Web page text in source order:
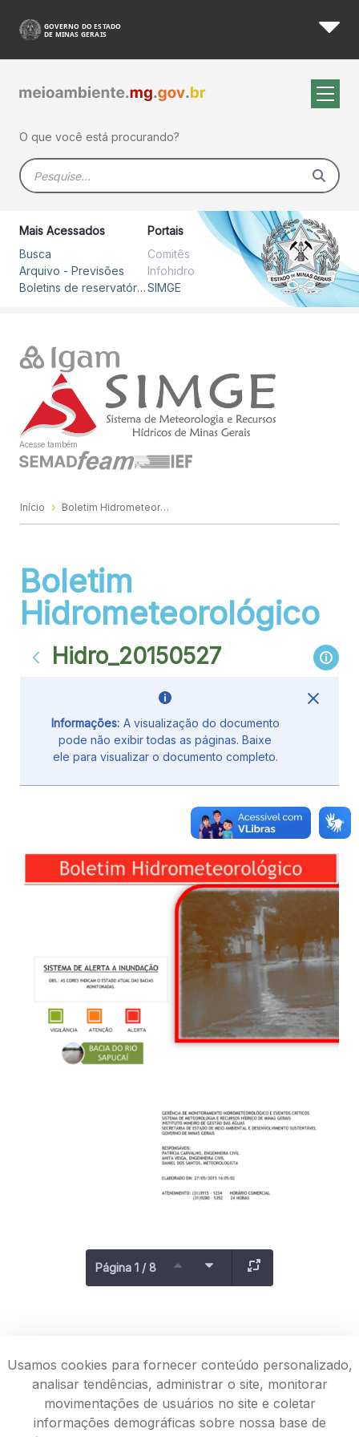
Pular para o Conteúdo principal
Boletim Hidrometeorológico
O que você está procurando?
Barra de busca
Mais Acessados
Busca
Arquivo - Previsões
Boletins de reservatórios
Portais
Comitês
Infohidro
SIMGE
Acesse também
Início Boletim Hidrometeorológico
Boletim
Hidrometeorológico
Hidro_20150527
Informações: A visualização do documento
pode não exibir todas as páginas. Baixe
ele para visualizar o documento completo.
Página 1 / 8
Usamos cookies para fornecer conteúdo personalizado,
analisar tendências, administrar o site, monitorar
movimentações de usuários no site e coletar
informações demográficas sobre nossa base de